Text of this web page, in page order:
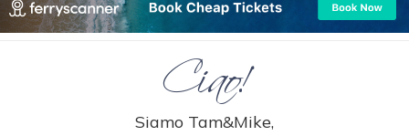
Ciao!
Siamo Tam&Mike,